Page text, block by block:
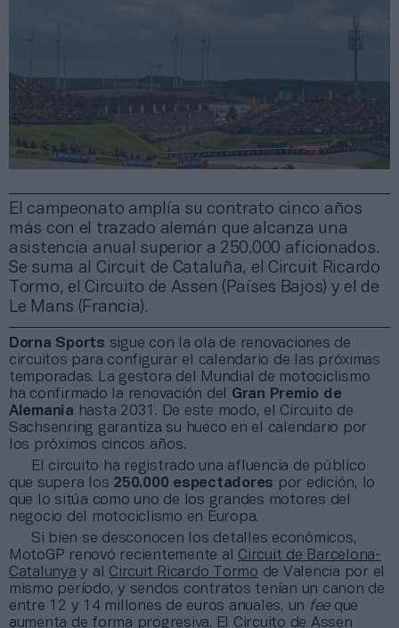
El campeonato amplía su contrato cinco años
más con el trazado alemán que alcanza una
asistencia anual superior a 250.000 aficionados.
Se suma al Circuit de Cataluña, el Circuit Ricardo
Tormo, el Circuito de Assen (Países Bajos) y el de
Le Mans (Francia).
Dorna Sports sigue con la ola de renovaciones de
circuitos para configurar el calendario de las próximas
temporadas. La gestora del Mundial de motociclismo
ha confirmado la renovación del Gran Premio de
Alemania hasta 2031. De este modo, el Circuito de
Sachsenring garantiza su hueco en el calendario por
los próximos cincos años.
El circuito ha registrado una afluencia de público
que supera los 250.000 espectadores por edición, lo
que lo sitúa como uno de los grandes motores del
negocio del motociclismo en Europa.
Si bien se desconocen los detalles económicos,
MotoGP renovó recientemente al Circuit de Barcelona-
Catalunya y al Circuit Ricardo Tormo de Valencia por el
mismo período, y sendos contratos tenían un canon de
entre 12 y 14 millones de euros anuales, un fee que
aumenta de forma progresiva. El Circuito de Assen